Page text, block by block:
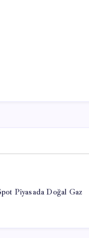
Piyasada Doğal Gaz